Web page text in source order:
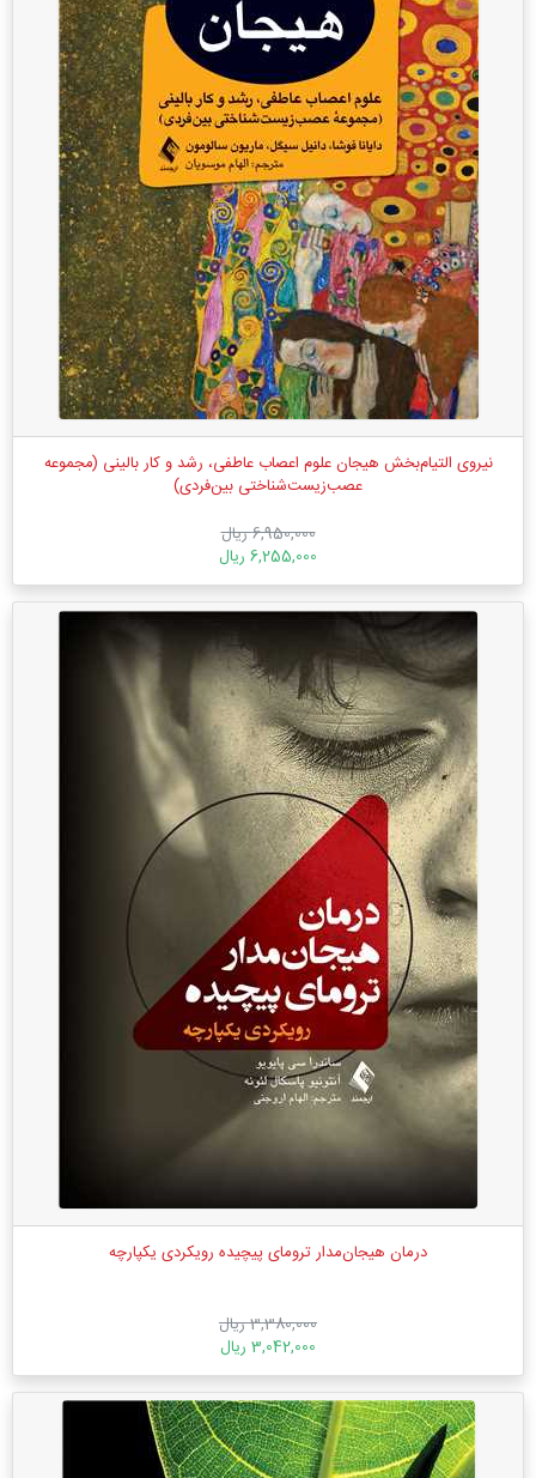
نیروی التیام‌بخش هیجان علوم اعصاب عاطفی، رشد و کار بالینی (مجموعه
عصب‌زیست‌شناختی بین‌فردی)
6,950,000 ریال
6,255,000 ریال
درمان هیجان‌مدار ترومای پیچیده رویکردی یکپارچه
3,380,000 ریال
3,042,000 ریال